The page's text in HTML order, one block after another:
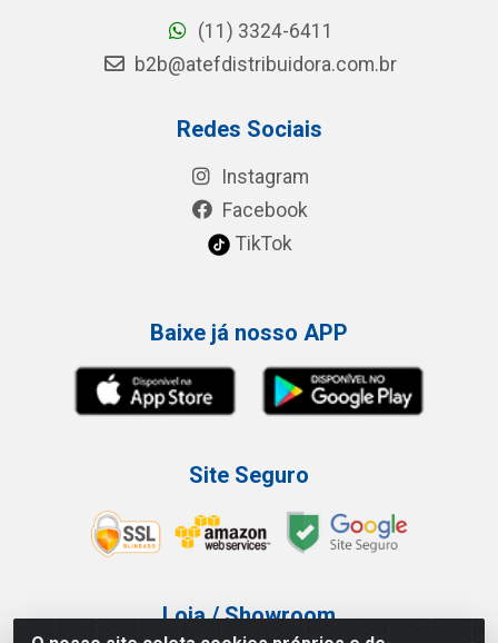
(11) 3324-6411
b2b@atefdistribuidora.com.br
Redes Sociais
Instagram
Facebook
TikTok
Baixe já nosso APP
Site Seguro
Loja / Showroom